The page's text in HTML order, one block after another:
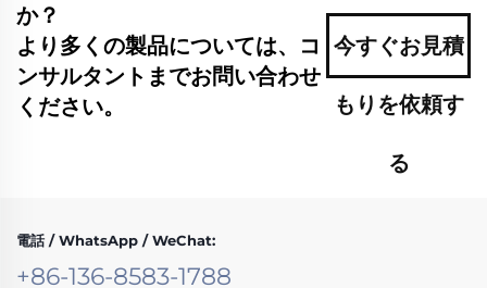
か？
より多くの製品については、コ
ンサルタントまでお問い合わせ
ください。
今すぐお見積
もりを依頼す
る
電話 / WhatsApp / WeChat:
+86-136-8583-1788